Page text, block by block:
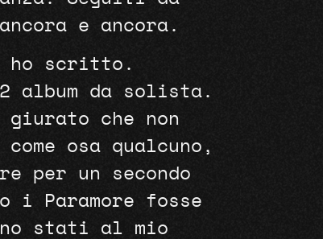
e ancora.
ho scritto.
2 album da solista.
che non
osa qualcuno,
per un secondo
i Paramore fosse
stati al mio